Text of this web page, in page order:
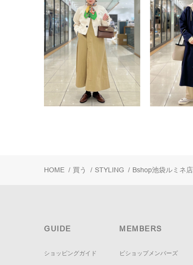
HOME / 買う / STYLING / Bshop池袋ルミネ店
GUIDE
ショッピングガイド
MEMBERS
ビショップメンバーズ